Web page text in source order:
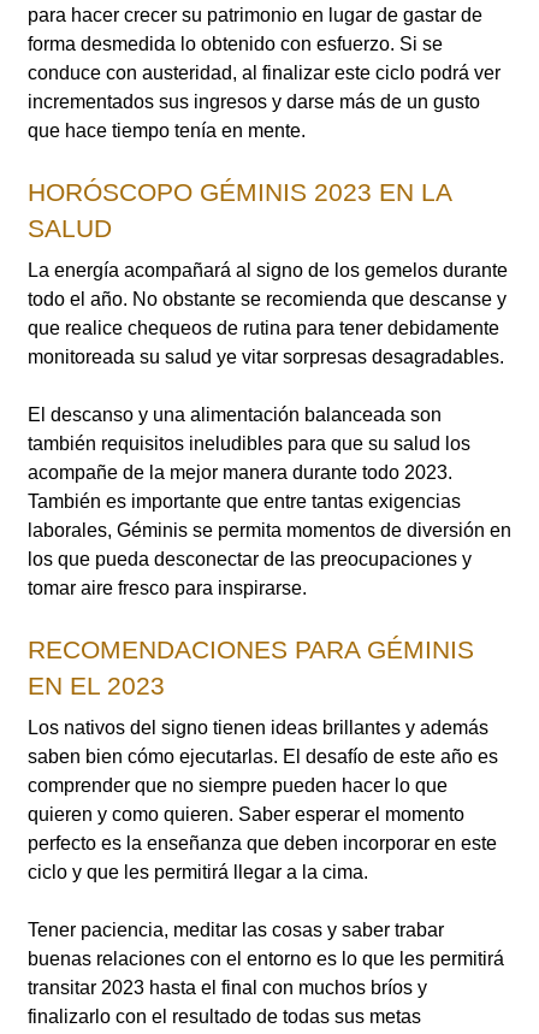
para hacer crecer su patrimonio en lugar de gastar de
forma desmedida lo obtenido con esfuerzo. Si se
conduce con austeridad, al finalizar este ciclo podrá ver
incrementados sus ingresos y darse más de un gusto
que hace tiempo tenía en mente.
HORÓSCOPO GÉMINIS 2023 EN LA
SALUD
La energía acompañará al signo de los gemelos durante
todo el año. No obstante se recomienda que descanse y
que realice chequeos de rutina para tener debidamente
monitoreada su salud ye vitar sorpresas desagradables.
El descanso y una alimentación balanceada son
también requisitos ineludibles para que su salud los
acompañe de la mejor manera durante todo 2023.
También es importante que entre tantas exigencias
laborales, Géminis se permita momentos de diversión en
los que pueda desconectar de las preocupaciones y
tomar aire fresco para inspirarse.
RECOMENDACIONES PARA GÉMINIS
EN EL 2023
Los nativos del signo tienen ideas brillantes y además
saben bien cómo ejecutarlas. El desafío de este año es
comprender que no siempre pueden hacer lo que
quieren y como quieren. Saber esperar el momento
perfecto es la enseñanza que deben incorporar en este
ciclo y que les permitirá llegar a la cima.
Tener paciencia, meditar las cosas y saber trabar
buenas relaciones con el entorno es lo que les permitirá
transitar 2023 hasta el final con muchos bríos y
finalizarlo con el resultado de todas sus metas